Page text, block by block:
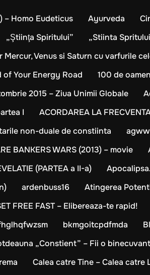
– Homo Eudeticus Ayurveda
„Ştiinţa Spiritului”
„Stiinta
Venus si Saturn cu varfurile
of Your Energy Road
100 de
2015 – Ziua Unimii Globale
I
ACORDAREA LA
non-duale de constiinta
BANKERS WARS (2013) – movie
(PARTEA a II-a)
ardenbuss16 Atingerea
FREE FAST – Elibereaza-te rapid!
bkmgoitcpdfmda
„Constient” – Fii o
Calea catre Tine – Calea catre